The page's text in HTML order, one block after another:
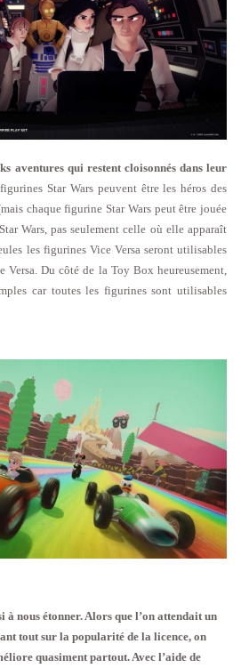
aventures qui restent cloisonnés dans leur
Star Wars peuvent être les héros des
chaque figurine Star Wars peut être jouée
Wars, pas seulement celle où elle apparaît
les figurines Vice Versa seront utilisables
Versa. Du côté de la Toy Box heureusement,
car toutes les figurines sont utilisables
à nous étonner. Alors que l’on attendait un
tout sur la popularité de la licence, on
quasiment partout. Avec l’aide de